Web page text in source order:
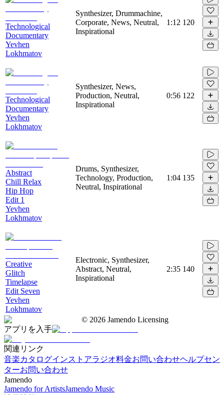
Technological
Documentary
Yevhen
Lokhmatov
Synthesizer, Drummachine,
Corporate, News, Neutral,
Inspirational
1:12 120
Technological
Documentary
Yevhen
Lokhmatov
Synthesizer, News,
Production, Neutral,
Inspirational
0:56 122
Abstract
Chill Relax
Hip Hop
Edit 1
Yevhen
Lokhmatov
Drums, Synthesizer,
Technology, Production,
Neutral, Inspirational
1:04 135
Creative
Glitch
Timelapse
Edit Seven
Yevhen
Lokhmatov
Electronic, Synthesizer,
Abstract, Neutral,
Inspirational
2:35 140
© 2026 Jamendo Licensing
アプリを入手
関連リンク
音楽カタログインストアラジオ料金お問い合わせヘルプセン
ターお問い合わせ
Jamendo
Jamendo for ArtistsJamendo Music